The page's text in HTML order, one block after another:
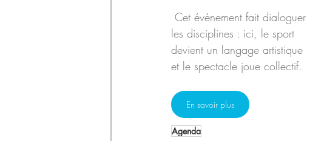
Cet événement fait dialoguer
les disciplines : ici, le sport
devient un langage artistique
et le spectacle joue collectif.
En savoir plus
Agenda